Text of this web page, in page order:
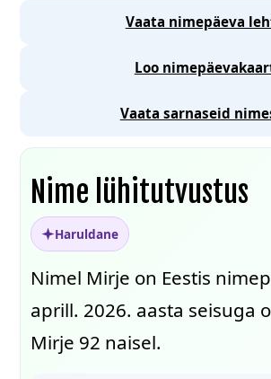
Vaata nimepäeva
Loo
Vaata sarnaseid
Nime lühitutvustus
Haruldane
Nimel Mirje on Eestis
aprill. 2026. aasta seisuga
Mirje 92 naisel.